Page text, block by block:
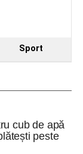
Sport
cub de apă
peste